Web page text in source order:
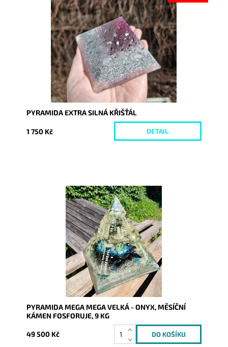
Dostupnost:
Vyprodáno
10142
PYRAMIDA EXTRA SILNÁ KŘIŠŤÁL
1 750 Kč DETAIL
Skladem
8761
PYRAMIDA MEGA MEGA VELKÁ - ONYX, MĚSÍČNÍ
KÁMEN FOSFORUJE, 9 KG
49 500 Kč